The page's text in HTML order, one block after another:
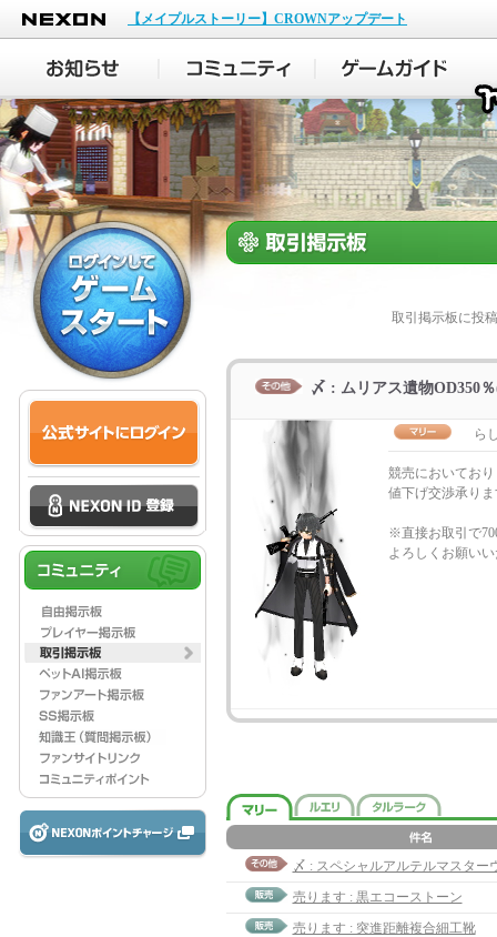
NEXON
【メイプルストーリー】CROWNアップデート
取引掲示板に投
〆 : ムリアス遺物OD350
ら
競売においており
値下げ交渉承り
※直接お取引で
よろしくお願い
売ります : 黒エコーストーン
売ります : 突進距離複合細工靴